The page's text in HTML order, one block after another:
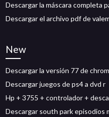
Descargar la máscara completa
Descargar el archivo pdf de
New
Descargar la versión 77 de
Descargar juegos de ps4 a dvd r
Hp + 3755 + controlador +
Descargar south park episodios